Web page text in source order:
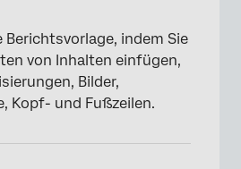
Berichtsvorlage, indem Sie
von Inhalten einfügen,
Bilder,
Kopf- und Fußzeilen.